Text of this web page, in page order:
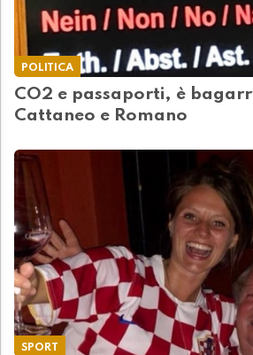
POLITICA
CO2 e passaporti, è
Cattaneo e Romano
SPORT